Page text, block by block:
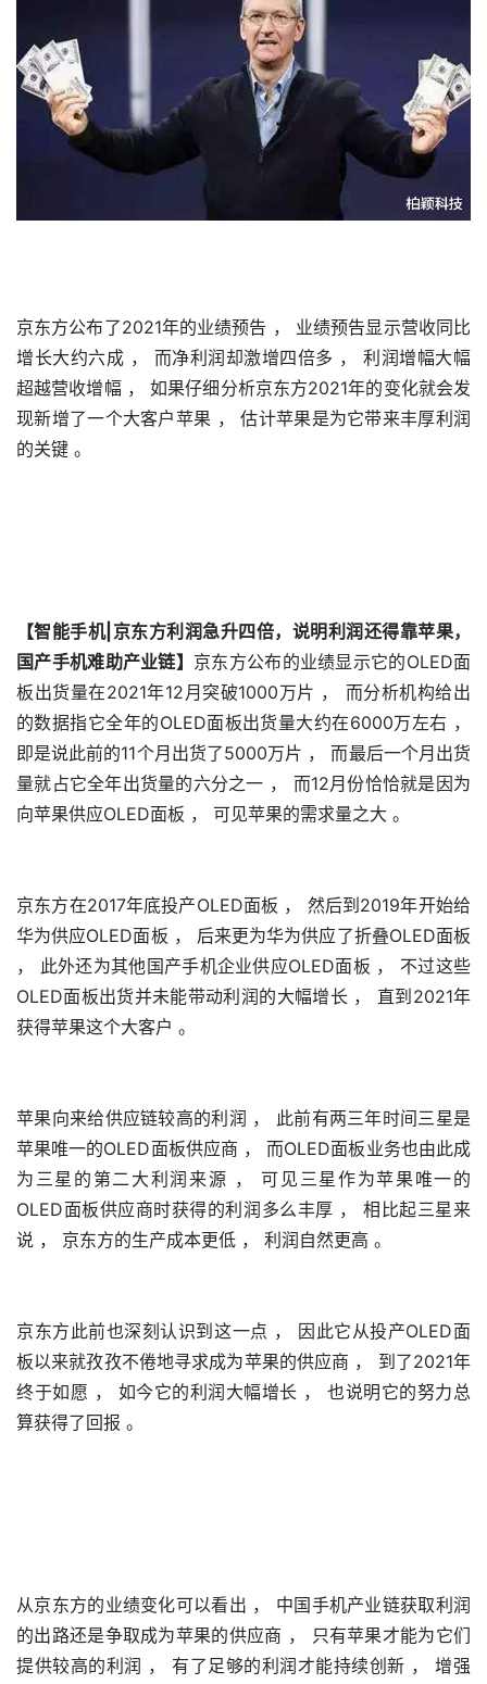
京东方公布了2021年的业绩预告 ， 业绩预告显示营收同比
增长大约六成 ， 而净利润却激增四倍多 ， 利润增幅大幅
超越营收增幅 ， 如果仔细分析京东方2021年的变化就会发
现新增了一个大客户苹果 ， 估计苹果是为它带来丰厚利润
的关键 。
【智能手机|京东方利润急升四倍，说明利润还得靠苹果，
国产手机难助产业链】 京东方公布的业绩显示它的OLED面
板出货量在2021年12月突破1000万片 ， 而分析机构给出
的数据指它全年的OLED面板出货量大约在6000万左右 ，
即是说此前的11个月出货了5000万片 ， 而最后一个月出货
量就占它全年出货量的六分之一 ， 而12月份恰恰就是因为
向苹果供应OLED面板 ， 可见苹果的需求量之大 。
京东方在2017年底投产OLED面板 ， 然后到2019年开始给
华为供应OLED面板 ， 后来更为华为供应了折叠OLED面板
， 此外还为其他国产手机企业供应OLED面板 ， 不过这些
OLED面板出货并未能带动利润的大幅增长 ， 直到2021年
获得苹果这个大客户 。
苹果向来给供应链较高的利润 ， 此前有两三年时间三星是
苹果唯一的OLED面板供应商 ， 而OLED面板业务也由此成
为三星的第二大利润来源 ， 可见三星作为苹果唯一的
OLED面板供应商时获得的利润多么丰厚 ， 相比起三星来
说 ， 京东方的生产成本更低 ， 利润自然更高 。
京东方此前也深刻认识到这一点 ， 因此它从投产OLED面
板以来就孜孜不倦地寻求成为苹果的供应商 ， 到了2021年
终于如愿 ， 如今它的利润大幅增长 ， 也说明它的努力总
算获得了回报 。
从京东方的业绩变化可以看出 ， 中国手机产业链获取利润
的出路还是争取成为苹果的供应商 ， 只有苹果才能为它们
提供较高的利润 ， 有了足够的利润才能持续创新 ， 增强